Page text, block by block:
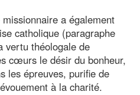
a également
catholique (paragraphe
vertu théologale de
cœurs le désir du bonheur,
les épreuves, purifie de
à la charité.